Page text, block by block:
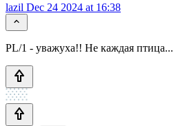
lazil Dec 24 2024 at 16:38
PL/1 - уважуха!! Не каждая птица...